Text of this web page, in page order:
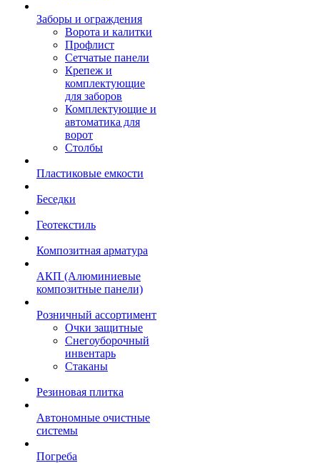
Заборы и ограждения
Ворота и калитки
Профлист
Сетчатые панели
Крепеж и
комплектующие
для заборов
Комплектующие и
автоматика для
ворот
Столбы
Пластиковые емкости
Беседки
Геотекстиль
Композитная арматура
АКП (Алюминиевые
композитные панели)
Розничный ассортимент
Очки защитные
Снегоуборочный
инвентарь
Стаканы
Резиновая плитка
Автономные очистные
системы
Погреба